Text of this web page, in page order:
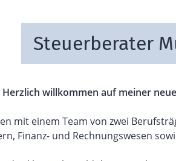
Steuerberater
Herzlich willkommen auf meiner
mit einem Team von zwei
Finanz- und Rechnungswesen